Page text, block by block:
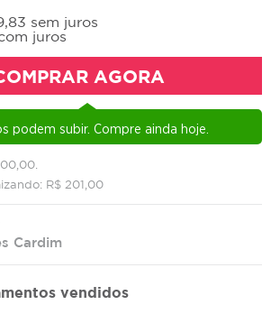
R$ 201,00
Cardim
sem juros
juros
AGORA
podem subir. Compre ainda hoje.
vendidos